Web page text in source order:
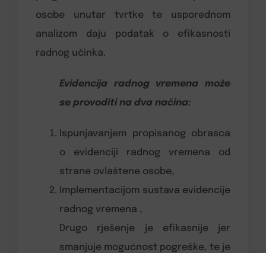
osobe unutar tvrtke te usporednom
analizom daju podatak o efikasnosti
radnog učinka.
Evidencija radnog vremena može
se provoditi na dva načina:
Ispunjavanjem propisanog obrasca
o evidenciji radnog vremena od
strane ovlaštene osobe,
Implementacijom sustava evidencije
radnog vremena ,
Drugo rješenje je efikasnije jer
smanjuje mogućnost pogreške, te je